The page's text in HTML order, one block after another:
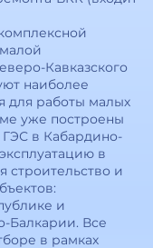
Кавказского
наиболее
для работы малых
уже построены
ГЭС в Кабардино-
в
строительство и
и
Балкарии. Все
в рамках